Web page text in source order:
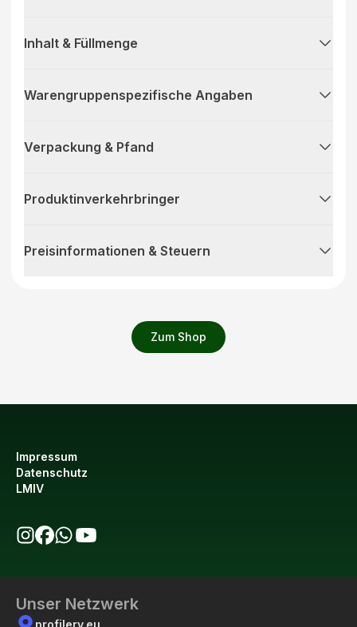
Zum Shop
Inhalt & Füllmenge
Warengruppenspezifische Angaben
Verpackung & Pfand
Produktinverkehrbringer
Preisinformationen & Steuern
Impressum
Datenschutz
LMIV
Unser Netzwerk
profilery.eu